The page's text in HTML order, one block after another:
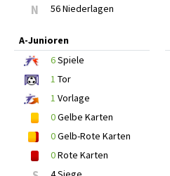
N 56 Niederlagen
A-Junioren
6Spiele
1 Tor
1 Vorlage
0Gelbe Karten
0Gelb-Rote Karten
0Rote Karten